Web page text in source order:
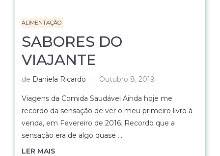
ALIMENTAÇÃO
SABORES DO
VIAJANTE
de Daniela Ricardo Outubro 8, 2019
Viagens da Comida Saudável Ainda hoje me
recordo da sensação de ver o meu primeiro livro à
venda, em Fevereiro de 2016. Recordo que a
sensação era de algo quase …
LER MAIS